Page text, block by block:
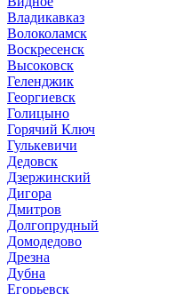
Владикавказ
Волоколамск
Воскресенск
Высоковск
Геленджик
Георгиевск
Голицыно
Горячий Ключ
Гулькевичи
Дедовск
Дзержинский
Дигора
Дмитров
Долгопрудный
Домодедово
Дрезна
Дубна
Егорьевск